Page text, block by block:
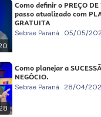
Como definir o PREÇO
passo atualizado com
GRATUITA
Sebrae Paraná 05/05/
Como planejar a
NEGÓCIO.
Sebrae Paraná 28/04/